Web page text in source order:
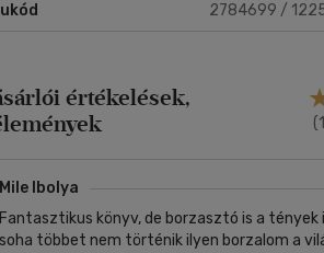
2784699 /
értékelések,
Mile Ibolya
Fantasztikus könyv, de borzasztó is a tények
soha többet nem történik ilyen borzalom a